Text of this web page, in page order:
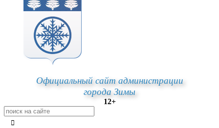
Официальный сайт администрации
города Зимы
12+